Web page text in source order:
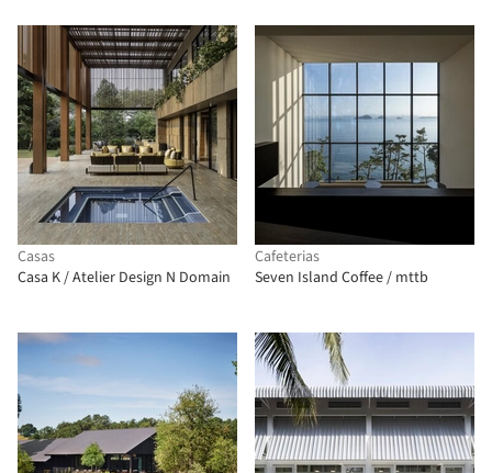
Casas
Casa K / Atelier Design N Domain
Cafeterias
Seven Island Coffee / mttb